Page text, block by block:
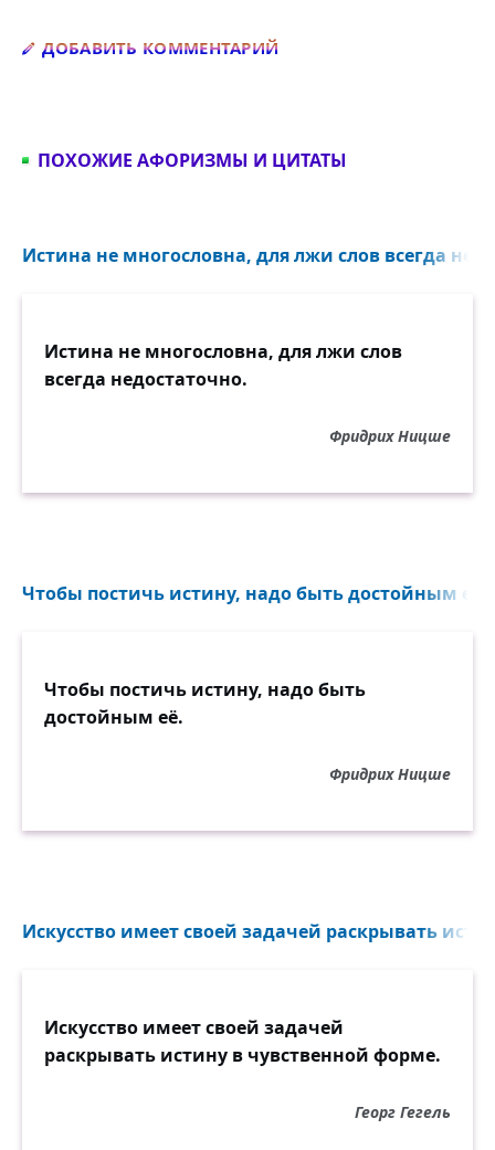
ДОБАВИТЬ КОММЕНТАРИЙ
ПОХОЖИЕ АФОРИЗМЫ И ЦИТАТЫ
Истина не многословна, для лжи слов всегда
Истина не многословна, для лжи слов
всегда недостаточно.
Фридрих Ницше
Чтобы постичь истину, надо быть достойным
Чтобы постичь истину, надо быть
достойным её.
Фридрих Ницше
Искусство имеет своей задачей раскрывать
Искусство имеет своей задачей
раскрывать истину в чувственной форме.
Георг Гегель